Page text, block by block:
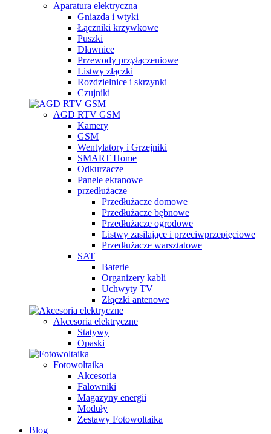
Aparatura elektryczna
Gniazda i wtyki
Łączniki krzywkowe
Puszki
Dławnice
Przewody przyłączeniowe
Listwy złączki
Rozdzielnice i skrzynki
Czujniki
AGD RTV GSM
Kamery
GSM
Wentylatory i Grzejniki
SMART Home
Odkurzacze
Panele ekranowe
przedłużacze
Przedłużacze domowe
Przedłużacze bębnowe
Przedłużacze ogrodowe
Listwy zasilające i przeciwprzepięciowe
Przedłużacze warsztatowe
SAT
Baterie
Organizery kabli
Uchwyty TV
Złączki antenowe
Akcesoria elektryczne
Statywy
Opaski
Fotowoltaika
Akcesoria
Falowniki
Magazyny energii
Moduły
Zestawy Fotowoltaika
Blog